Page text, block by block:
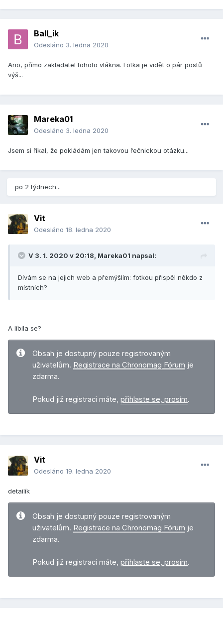
Ball_ik
Odesláno 3. ledna 2020
Ano, přímo zakladatel tohoto vlákna. Fotka je vidět o pár postů
výš...
Mareka01
Odesláno 3. ledna 2020
Jsem si říkal, že pokládám jen takovou řečnickou otázku...
po 2 týdnech...
Vit
Odesláno 18. ledna 2020
V 3. 1. 2020 v 20:18, Mareka01 napsal:
Dívám se na jejich web a přemýšlím: fotkou přispěl někdo z
místních?
A líbila se?
Obsah je dostupný pouze registrovaným
uživatelům. Registrace na Chronomag Fórum je
zdarma.
Pokud již registraci máte, přihlaste se, prosím.
Vit
Odesláno 19. ledna 2020
detailík
Obsah je dostupný pouze registrovaným
uživatelům. Registrace na Chronomag Fórum je
zdarma.
Pokud již registraci máte, přihlaste se, prosím.